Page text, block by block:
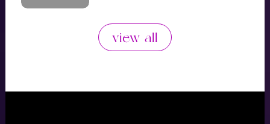
view all